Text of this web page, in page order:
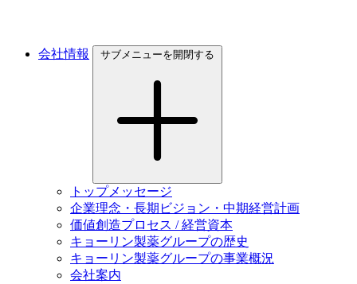
会社情報 サブメニューを開閉する
トップメッセージ
企業理念・長期ビジョン・中期経営計画
価値創造プロセス / 経営資本
キョーリン製薬グループの歴史
キョーリン製薬グループの事業概況
会社案内